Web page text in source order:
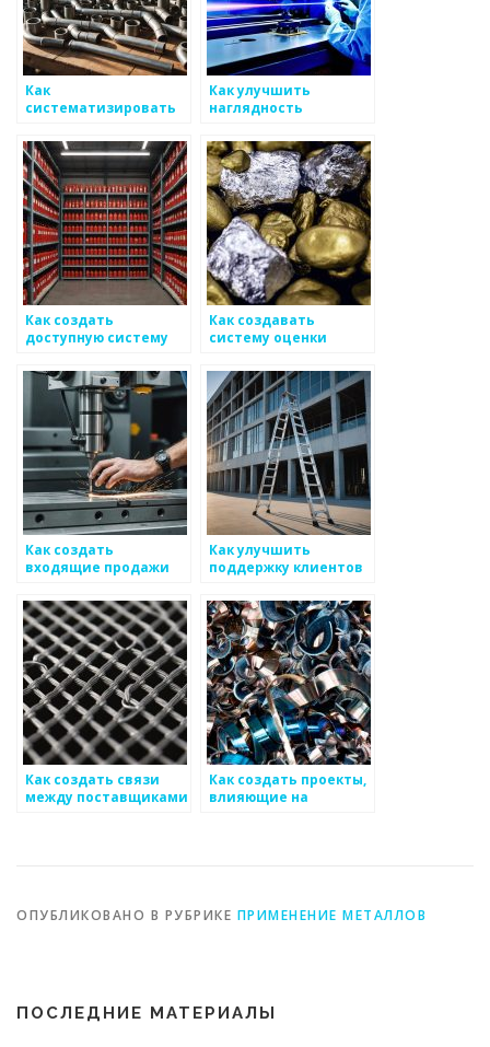
Как
систематизировать
данные для
металоизделий
Как улучшить
наглядность
характеристики для
уровня поддержки
металоизделий
Как создать
доступную систему
качества
металлоизделий
Как создавать
систему оценки
на основе
использования
металоизделий
Как создать
входящие продажи
Как улучшить
поддержку клиентов
металоизделиям
Как создать связи
между поставщиками
Как создать проекты,
влияющие на
ОПУБЛИКОВАНО В РУБРИКЕ ПРИМЕНЕНИЕ МЕТАЛЛОВ
ПОСЛЕДНИЕ МАТЕРИАЛЫ